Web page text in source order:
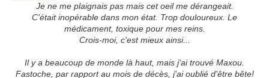
Je ne me plaignais pas mais cet oeil me dérangeait.
C'était inopérable dans mon état. Trop douloureux. Le
médicament, toxique pour mes reins.
Crois-moi, c'est mieux ainsi...
Il y a beaucoup de monde là haut, mais j'ai trouvé Maxou.
Fastoche, par rapport au mois de décès, j'ai oublié d'être bête!